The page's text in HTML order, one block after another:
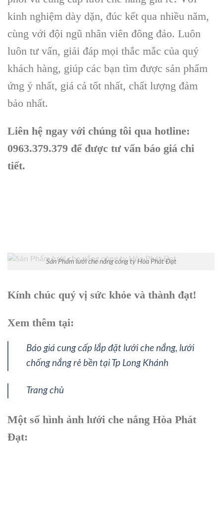
kinh nghiệm dày dặn, đúc kết qua nhiều năm,
cùng với đội ngũ nhân viên đông đảo. Luôn
luôn tư vấn, giải đáp mọi thắc mắc của quý
khách hàng, giúp các bạn tìm được sản phẩm
ứng ý nhất, giá cả tốt nhất, chất lượng đảm
bảo nhất.
Liên hệ ngay với chúng tôi qua hotline:
0963.379.379 để được tư vấn báo giá chi
tiết.
Sản Phẩm lưới che nắng công ty Hòa Phát Đạt
Kính chúc quý vị sức khỏe và thành đạt!
Xem thêm tại:
Báo giá cung cấp lắp đặt lưới che nắng, lưới
chống nắng rẻ bền tại Tp Long Khánh
Trang chủ
Một số hình ảnh lưới che nắng Hòa Phát
Đạt: